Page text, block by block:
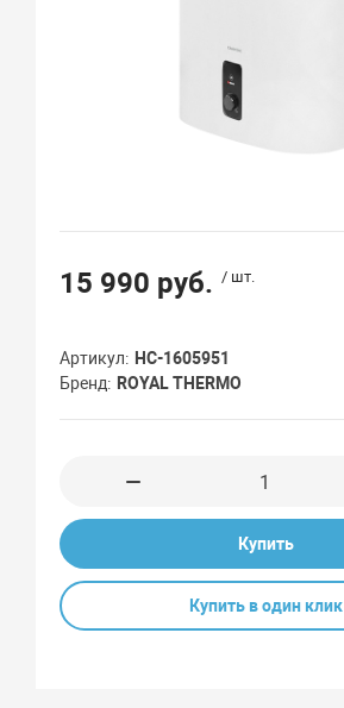
15 990 руб. / шт.
Артикул
НС-1605951
Бренд
ROYAL THERMO
Купить
Купить в один клик